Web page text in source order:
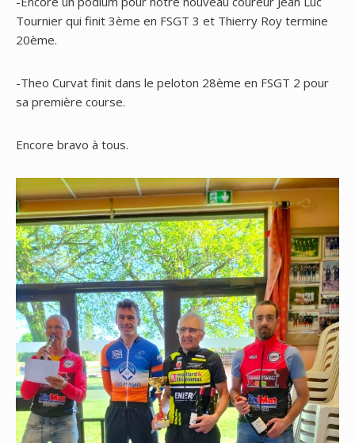
Tournier qui finit 3ème en FSGT 3 et Thierry Roy termine
20ème.
-Theo Curvat finit dans le peloton 28ème en FSGT 2 pour
sa première course.
Encore bravo à tous.